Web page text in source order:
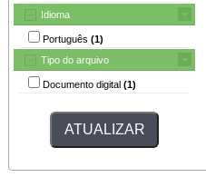
Idioma
Português (1)
Tipo do arquivo
Documento digital (1)